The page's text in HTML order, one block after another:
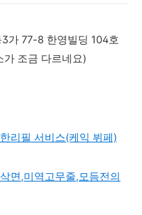
가 77-8 한영빌딩 104호
조금 다르네요)
리필 서비스(케익 뷔페)
면,미역고무줄,모듬전의